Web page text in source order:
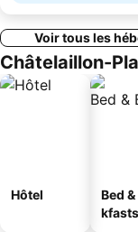
Voir tous les
Châtelaillon-
Hôtel
Bed
kfasts